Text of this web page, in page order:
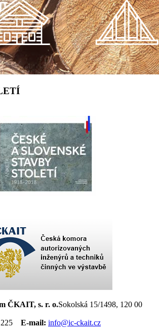
ČKAIT, s. r. o.Sokolská 15/1498, 120 00
225 E-mail: info@ic-ckait.cz